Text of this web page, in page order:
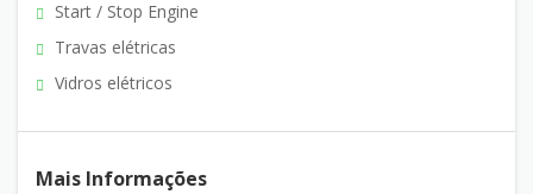
Start / Stop Engine
Travas elétricas
Vidros elétricos
Mais Informações